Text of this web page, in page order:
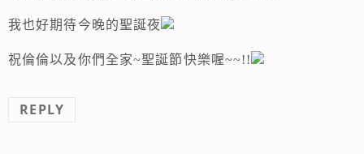
我也好期待今晚的聖誕夜
祝倫倫以及你們全家~聖誕節快樂喔~~!!
REPLY